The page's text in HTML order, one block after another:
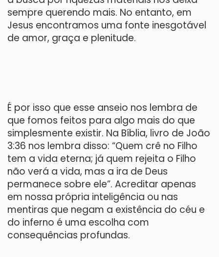
sempre querendo mais. No entanto, em
Jesus encontramos uma fonte inesgotável
de amor, graça e plenitude.
É por isso que esse anseio nos lembra de
que fomos feitos para algo mais do que
simplesmente existir. Na Bíblia, livro de João
3:36 nos lembra disso: “Quem crê no Filho
tem a vida eterna; já quem rejeita o Filho
não verá a vida, mas a ira de Deus
permanece sobre ele”. Acreditar apenas
em nossa própria inteligência ou nas
mentiras que negam a existência do céu e
do inferno é uma escolha com
consequências profundas.